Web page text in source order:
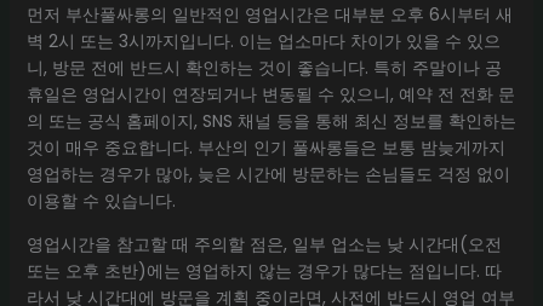
먼저 부산풀싸롱의 일반적인 영업시간은 대부분 오후 6시부터 새
벽 2시 또는 3시까지입니다. 이는 업소마다 차이가 있을 수 있으
니, 방문 전에 반드시 확인하는 것이 좋습니다. 특히 주말이나 공
휴일은 영업시간이 연장되거나 변동될 수 있으니, 예약 전 전화 문
의 또는 공식 홈페이지, SNS 채널 등을 통해 최신 정보를 확인하는
것이 매우 중요합니다. 부산의 인기 풀싸롱들은 보통 밤늦게까지
영업하는 경우가 많아, 늦은 시간에 방문하는 손님들도 걱정 없이
이용할 수 있습니다.
영업시간을 참고할 때 주의할 점은, 일부 업소는 낮 시간대(오전
또는 오후 초반)에는 영업하지 않는 경우가 많다는 점입니다. 따
라서 낮 시간대에 방문을 계획 중이라면, 사전에 반드시 영업 여부